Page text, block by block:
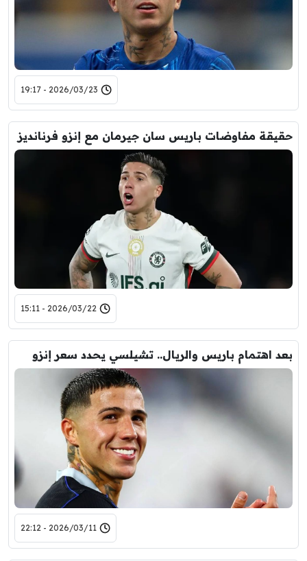
2026/03/23 - 19:17
حقيقة مفاوضات باريس سان جيرمان مع إنزو فرنانديز
2026/03/22 - 15:11
بعد اهتمام باريس والريال.. تشيلسي يحدد سعر إنزو
2026/03/11 - 22:12